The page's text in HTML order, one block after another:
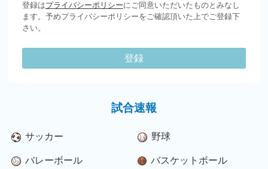
登録はプライバシーポリシーにご同意いただいたものとみなし
ます。予めプライバシーポリシーをご確認頂いた上でご登録下
さい。
登録
試合速報
サッカー 野球
バレーボール バスケットボール